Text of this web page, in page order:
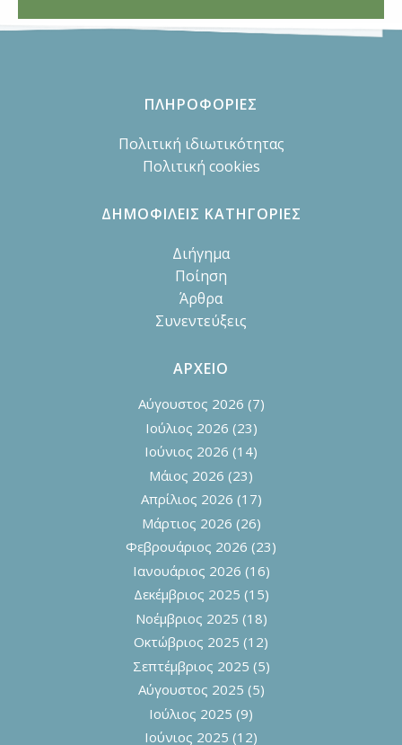
ΠΛΗΡΟΦΟΡΙΕΣ
Πολιτική ιδιωτικότητας
Πολιτική cookies
ΔΗΜΟΦΙΛΕΙΣ ΚΑΤΗΓΟΡΙΕΣ
Διήγημα
Ποίηση
Άρθρα
Συνεντεύξεις
ΑΡΧΕΙΟ
Αύγουστος 2026 (7)
Ιούλιος 2026 (23)
Ιούνιος 2026 (14)
Μάιος 2026 (23)
Απρίλιος 2026 (17)
Μάρτιος 2026 (26)
Φεβρουάριος 2026 (23)
Ιανουάριος 2026 (16)
Δεκέμβριος 2025 (15)
Νοέμβριος 2025 (18)
Οκτώβριος 2025 (12)
Σεπτέμβριος 2025 (5)
Αύγουστος 2025 (5)
Ιούλιος 2025 (9)
Ιούνιος 2025 (12)